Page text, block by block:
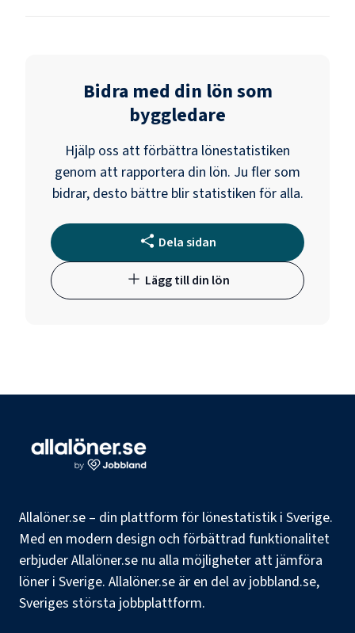
Bidra med din lön som
byggledare
Hjälp oss att förbättra lönestatistiken
genom att rapportera din lön. Ju fler som
bidrar, desto bättre blir statistiken för alla.
Dela sidan
Lägg till din lön
Allalöner.se – din plattform för lönestatistik i Sverige.
Med en modern design och förbättrad funktionalitet
erbjuder Allalöner.se nu alla möjligheter att jämföra
löner i Sverige. Allalöner.se är en del av jobbland.se,
Sveriges största jobbplattform.